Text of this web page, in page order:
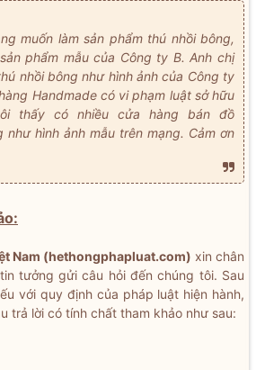
muốn làm sản phẩm thú nhồi bông,
phẩm mẫu của Công ty B. Anh chị
nhồi bông như hình ảnh của Công ty
Handmade có vi phạm luật sở hữu
thấy có nhiều cửa hàng bán đồ
như hình ảnh mẫu trên mạng. Cảm ơn
Nam (hethongphapluat.com) xin chân
tưởng gửi câu hỏi đến chúng tôi. Sau
với quy định của pháp luật hiện hành,
trả lời có tính chất tham khảo như sau: